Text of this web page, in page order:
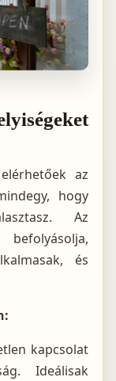
az
hogy
Az
és
kapcsolat
Ideálisak